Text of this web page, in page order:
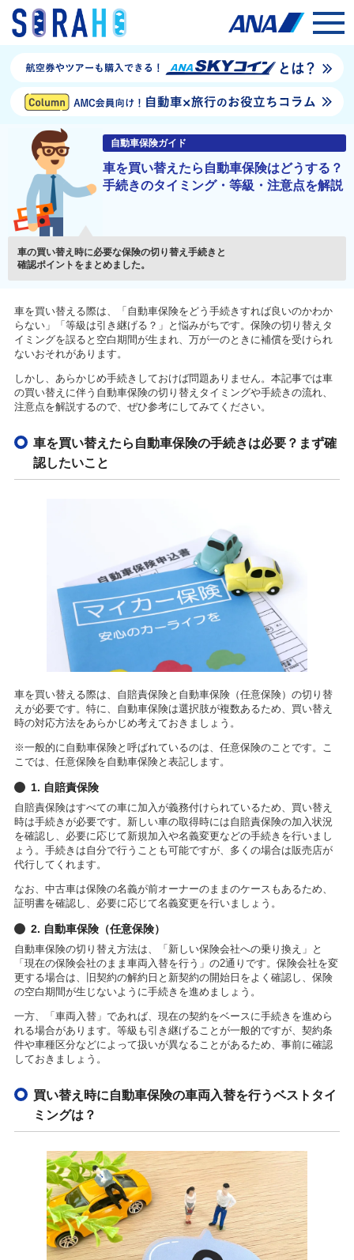
自動車保険ガイド
車を買い替えたら自動車保険はどうする？
手続きのタイミング・等級・注意点を解説
車の買い替え時に必要な保険の切り替え手続きと
確認ポイントをまとめました。
車を買い替える際は、「自動車保険をどう手続きすれば良いのかわか
らない」「等級は引き継げる？」と悩みがちです。保険の切り替えタ
イミングを誤ると空白期間が生まれ、万が一のときに補償を受けられ
ないおそれがあります。
しかし、あらかじめ手続きしておけば問題ありません。本記事では車
の買い替えに伴う自動車保険の切り替えタイミングや手続きの流れ、
注意点を解説するので、ぜひ参考にしてみてください。
車を買い替えたら自動車保険の手続きは必要？まず確
認したいこと
車を買い替える際は、自賠責保険と自動車保険（任意保険）の切り替
えが必要です。特に、自動車保険は選択肢が複数あるため、買い替え
時の対応方法をあらかじめ考えておきましょう。
※一般的に自動車保険と呼ばれているのは、任意保険のことです。こ
こでは、任意保険を自動車保険と表記します。
1. 自賠責保険
自賠責保険はすべての車に加入が義務付けられているため、買い替え
時は手続きが必要です。新しい車の取得時には自賠責保険の加入状況
を確認し、必要に応じて新規加入や名義変更などの手続きを行いまし
ょう。手続きは自分で行うことも可能ですが、多くの場合は販売店が
代行してくれます。
なお、中古車は保険の名義が前オーナーのままのケースもあるため、
証明書を確認し、必要に応じて名義変更を行いましょう。
2. 自動車保険（任意保険）
自動車保険の切り替え方法は、「新しい保険会社への乗り換え」と
「現在の保険会社のまま車両入替を行う」の2通りです。保険会社を変
更する場合は、旧契約の解約日と新契約の開始日をよく確認し、保険
の空白期間が生じないように手続きを進めましょう。
一方、「車両入替」であれば、現在の契約をベースに手続きを進めら
れる場合があります。等級も引き継げることが一般的ですが、契約条
件や車種区分などによって扱いが異なることがあるため、事前に確認
しておきましょう。
買い替え時に自動車保険の車両入替を行うベストタイ
ミングは？